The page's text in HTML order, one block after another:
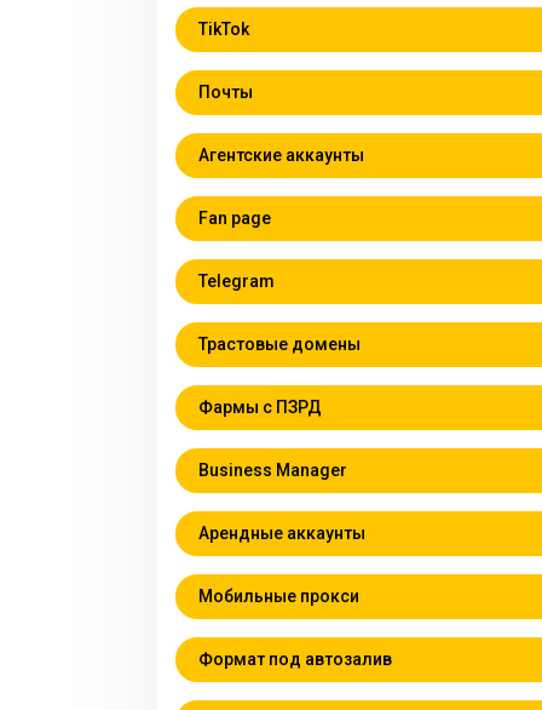
TikTok
Почты
Агентские аккаунты
Fan page
Telegram
Трастовые домены
Фармы с ПЗРД
Business Manager
Арендные аккаунты
Мобильные прокси
Формат под автозалив